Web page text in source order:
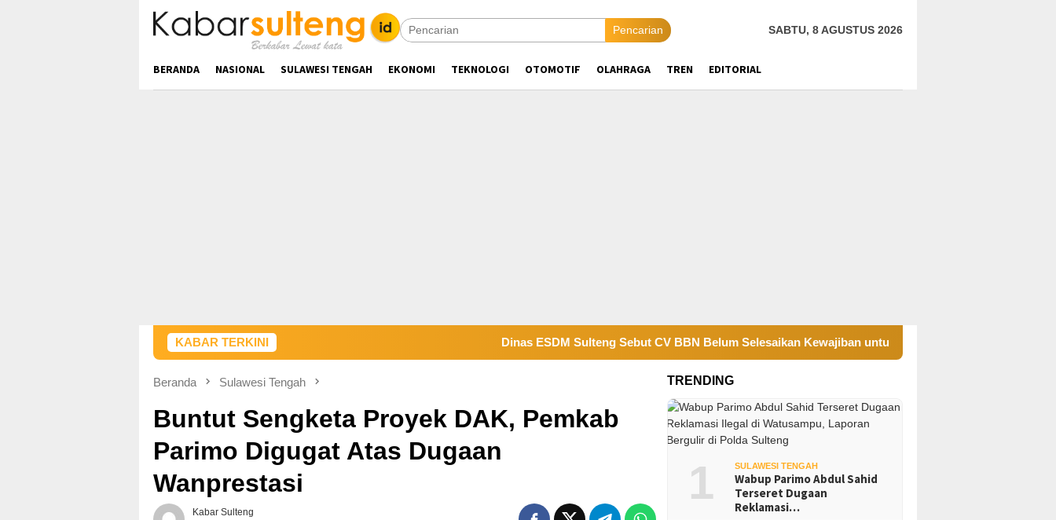
Pencarian SABTU, 8 AGUSTUS 2026
BERANDA NASIONAL SULAWESI TENGAH EKONOMI TEKNOLOGI OTOMOTIF OLAHRAGA TREN EDITORIAL
KABAR TERKINI Dinas ESDM Sulteng Sebut CV BBN Belum Selesaikan Kewajiban untuk Kegiatan Operasi
Beranda Sulawesi Tengah
Buntut Sengketa Proyek DAK, Pemkab
Parimo Digugat Atas Dugaan
Wanprestasi
Kabar Sulteng
TRENDING
1 SULAWESI TENGAH
Wabup Parimo Abdul Sahid
Terseret Dugaan
Reklamasi…